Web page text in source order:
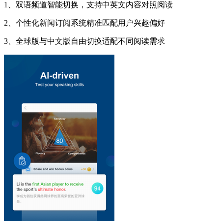
1、双语频道智能切换，支持中英文内容对照阅读
2、个性化新闻订阅系统精准匹配用户兴趣偏好
3、全球版与中文版自由切换适配不同阅读需求